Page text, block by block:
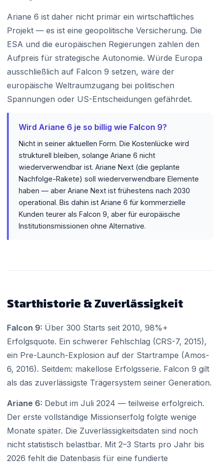
Ariane 6 ist daher nicht primär ein wirtschaftliches
Projekt — es ist eine geopolitische Versicherung. Die
ESA und die europäischen Regierungen zahlen den
Aufpreis für strategische Autonomie. Würde Europa
ausschließlich auf Falcon 9 setzen, wäre der
europäische Weltraumzugang bei politischen
Spannungen oder US-Entscheidungen gefährdet.
Wird Ariane 6 je so billig wie Falcon 9?
Nicht in seiner aktuellen Form. Die Kostenlücke wird
strukturell bleiben, solange Ariane 6 nicht
wiederverwendbar ist. Ariane Next (die geplante
Nachfolge-Rakete) soll wiederverwendbare Elemente
haben — aber Ariane Next ist frühestens nach 2030
operational. Bis dahin ist Ariane 6 für kommerzielle
Kunden teurer als Falcon 9, aber für europäische
Institutionsmissionen ohne Alternative.
Starthistorie & Zuverlässigkeit
Falcon 9: Über 300 Starts seit 2010, 98%+
Erfolgsquote. Ein schwerer Fehlschlag (CRS-7, 2015),
ein Pre-Launch-Explosion auf der Startrampe (Amos-
6, 2016). Seitdem: makellose Erfolgsserie. Falcon 9 gilt
als das zuverlässigste Trägersystem seiner Generation.
Ariane 6: Debut im Juli 2024 — teilweise erfolgreich.
Der erste vollständige Missionserfolg folgte wenige
Monate später. Die Zuverlässigkeitsdaten sind noch
nicht statistisch belastbar. Mit 2–3 Starts pro Jahr bis
2026 fehlt die Datenbasis für eine fundierte